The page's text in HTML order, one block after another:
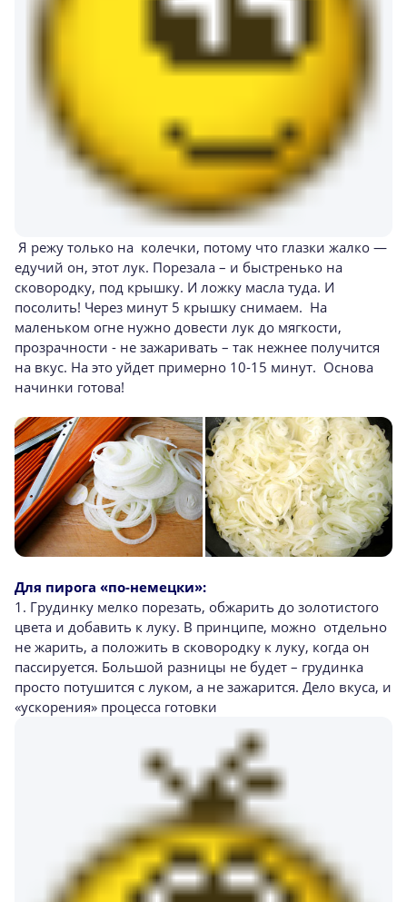
Я режу только на колечки, потому что глазки жалко —
едучий он, этот лук. Порезала – и быстренько на
сковородку, под крышку. И ложку масла туда. И
посолить! Через минут 5 крышку снимаем. На
маленьком огне нужно довести лук до мягкости,
прозрачности - не зажаривать – так нежнее получится
на вкус. На это уйдет примерно 10-15 минут. Основа
начинки готова!
Для пирога «по-немецки»:
1. Грудинку мелко порезать, обжарить до золотистого
цвета и добавить к луку. В принципе, можно отдельно
не жарить, а положить в сковородку к луку, когда он
пассируется. Большой разницы не будет – грудинка
просто потушится с луком, а не зажарится. Дело вкуса, и
«ускорения» процесса готовки